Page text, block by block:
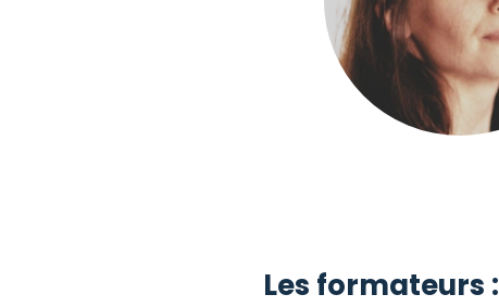
Les formateurs :